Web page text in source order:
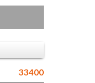
33400